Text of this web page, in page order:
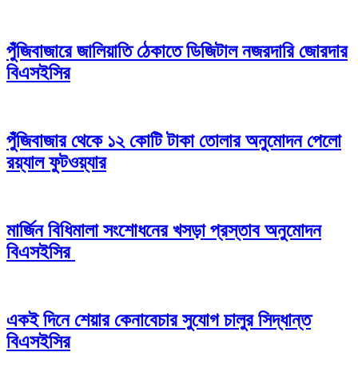
পুঁজিবাজারে জালিয়াতি ঠেকাতে ডিজিটাল নজরদারি জোরদার
বিএসইসির
পুঁজিবাজার থেকে ১২ কোটি টাকা তোলার অনুমোদন পেলো
রয়্যাল ফুটওয়্যার
মার্জিন বিধিমালা সংশোধনের খসড়া প্রস্তাব অনুমোদন
বিএসইসির
একই দিনে শেয়ার কেনাবেচার সুযোগ চালুর সিদ্ধান্ত
বিএসইসির